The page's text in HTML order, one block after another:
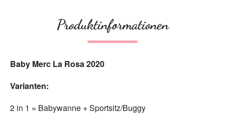
Produktinformationen
Baby Merc La Rosa 2020
Varianten:
2 in 1 = Babywanne + Sportsitz/Buggy